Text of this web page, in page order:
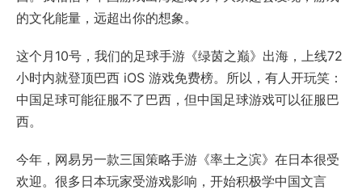
的文化能量，远超出你的想象。
这个月10号，我们的足球手游《绿茵之巅》出海，上线72
小时内就登顶巴西 iOS 游戏免费榜。所以，有人开玩笑：
中国足球可能征服不了巴西，但中国足球游戏可以征服巴
西。
今年，网易另一款三国策略手游《率土之滨》在日本很受
欢迎。很多日本玩家受游戏影响，开始积极学中国文言